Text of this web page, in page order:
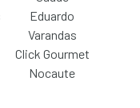
Eduardo
Varandas
Click Gourmet
Nocaute